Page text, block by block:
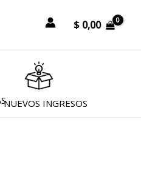
$0,00
NUEVOS INGRESOS